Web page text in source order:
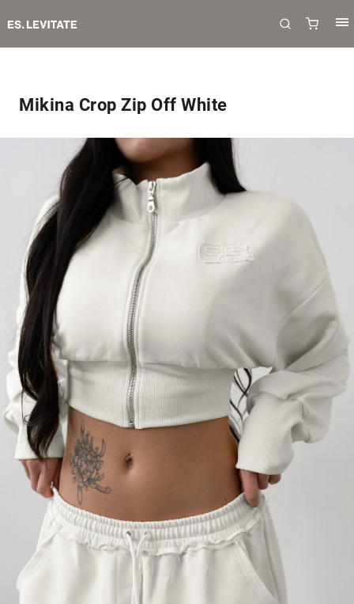
Mikina Crop Zip Off White